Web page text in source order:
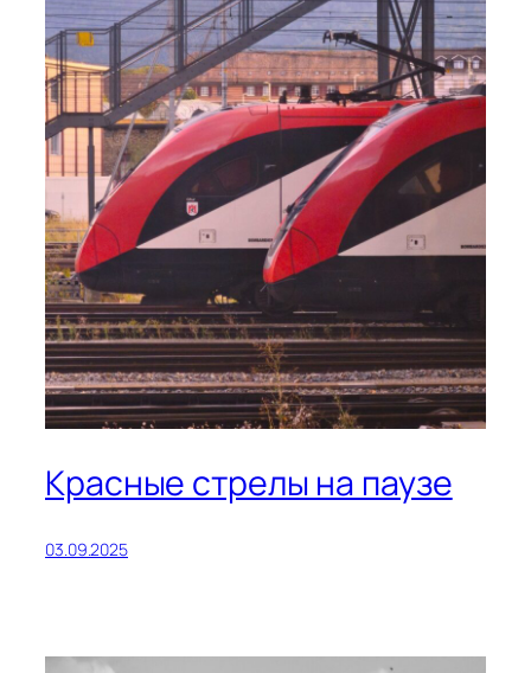
Красные стрелы на паузе
03.09.2025